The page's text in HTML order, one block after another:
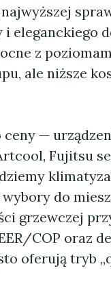
eleganckiego
z
ale niższe
—
Fujitsu
do
grzewczej
COP oraz
oferują tryb